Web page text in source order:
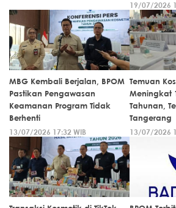
19/07/2026
MBG Kembali Berjalan, BPOM
Pastikan Pengawasan
Keamanan Program Tidak
Berhenti
13/07/2026 17:32 WIB
Temuan
Meningkat
Tahunan,
Tangerang
13/07/2026